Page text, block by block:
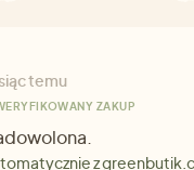
temu
ZAKUP
z